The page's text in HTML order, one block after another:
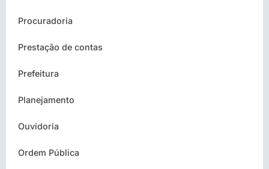
Procuradoria
Prestação de contas
Prefeitura
Planejamento
Ouvidoria
Ordem Pública